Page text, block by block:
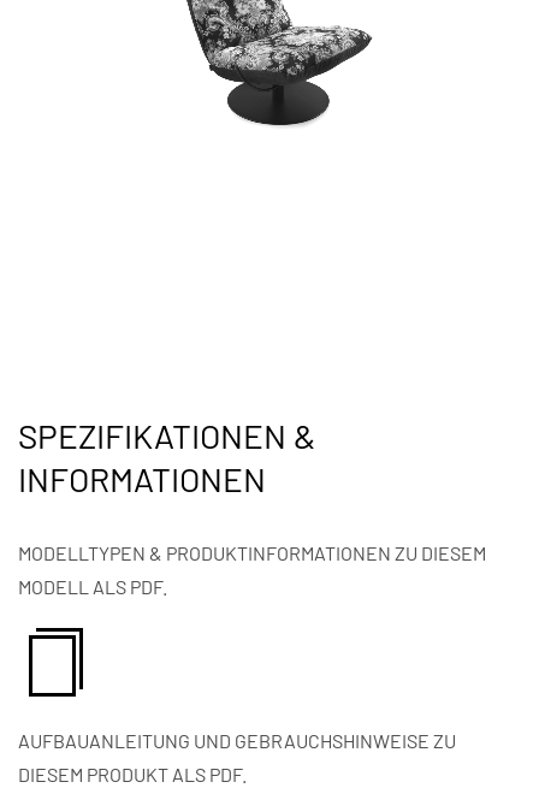
SPEZIFIKATIONEN &
INFORMATIONEN
MODELLTYPEN & PRODUKTINFORMATIONEN ZU DIESEM
MODELL ALS PDF.
AUFBAUANLEITUNG UND GEBRAUCHSHINWEISE ZU
DIESEM PRODUKT ALS PDF.